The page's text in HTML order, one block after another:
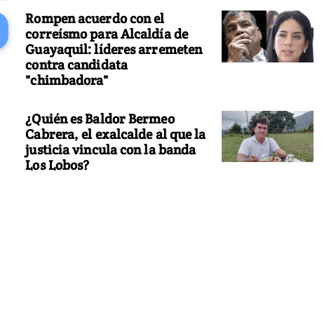
Rompen acuerdo con el
correísmo para Alcaldía de
Guayaquil: líderes arremeten
contra candidata
"chimbadora"
¿Quién es Baldor Bermeo
Cabrera, el exalcalde al que la
justicia vincula con la banda
Los Lobos?